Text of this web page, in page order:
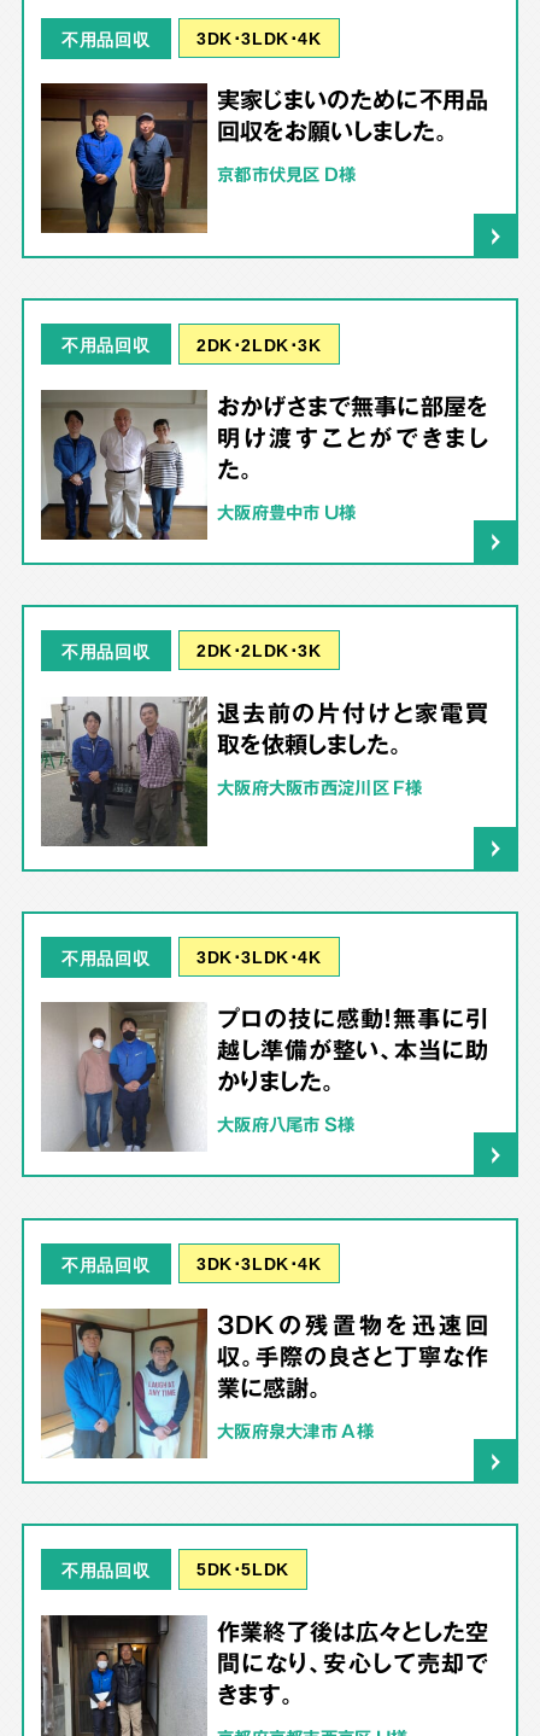
不用品回収 3DK･3LDK･4K
実家じまいのために不用品
回収をお願いしました。
京都市伏見区 D様
不用品回収 2DK･2LDK･3K
おかげさまで無事に部屋を
明け渡すことができまし
た。
大阪府豊中市 U様
不用品回収 2DK･2LDK･3K
退去前の片付けと家電買
取を依頼しました。
大阪府大阪市西淀川区 F様
不用品回収 3DK･3LDK･4K
プロの技に感動！無事に引
越し準備が整い、本当に助
かりました。
大阪府八尾市 S様
不用品回収 3DK･3LDK･4K
3DKの残置物を迅速回
収。手際の良さと丁寧な作
業に感謝。
大阪府泉大津市 A様
不用品回収 5DK･5LDK
作業終了後は広々とした空
間になり、安心して売却で
きます。